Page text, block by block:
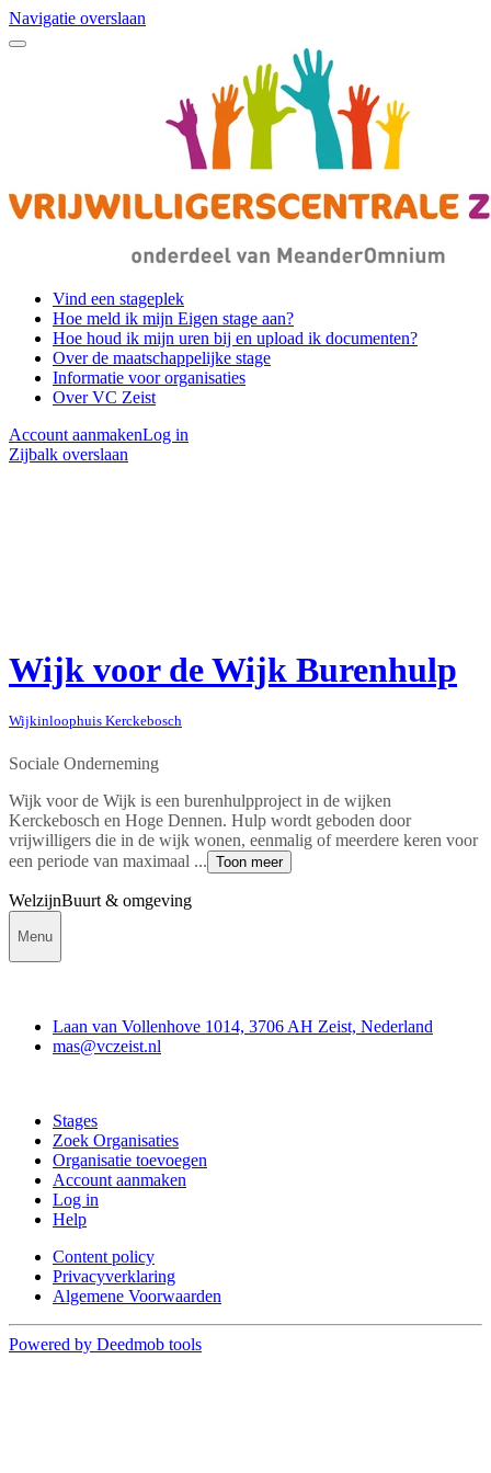
Navigatie overslaan
Vind een stageplek
Hoe meld ik mijn Eigen stage aan?
Hoe houd ik mijn uren bij en upload ik documenten?
Over de maatschappelijke stage
Informatie voor organisaties
Over VC Zeist
Account aanmakenLog in
Zijbalk overslaan
Wijk voor de Wijk Burenhulp
Wijkinloophuis Kerckebosch
Sociale Onderneming
Wijk voor de Wijk is een burenhulpproject in de wijken
Kerckebosch en Hoge Dennen. Hulp wordt geboden door
vrijwilligers die in de wijk wonen, eenmalig of meerdere keren voor
een periode van maximaal ... Toon meer
WelzijnBuurt & omgeving
Menu
Laan van Vollenhove 1014, 3706 AH Zeist, Nederland
mas@vczeist.nl
Stages
Zoek Organisaties
Organisatie toevoegen
Account aanmaken
Log in
Help
Content policy
Privacyverklaring
Algemene Voorwaarden
Powered by Deedmob tools